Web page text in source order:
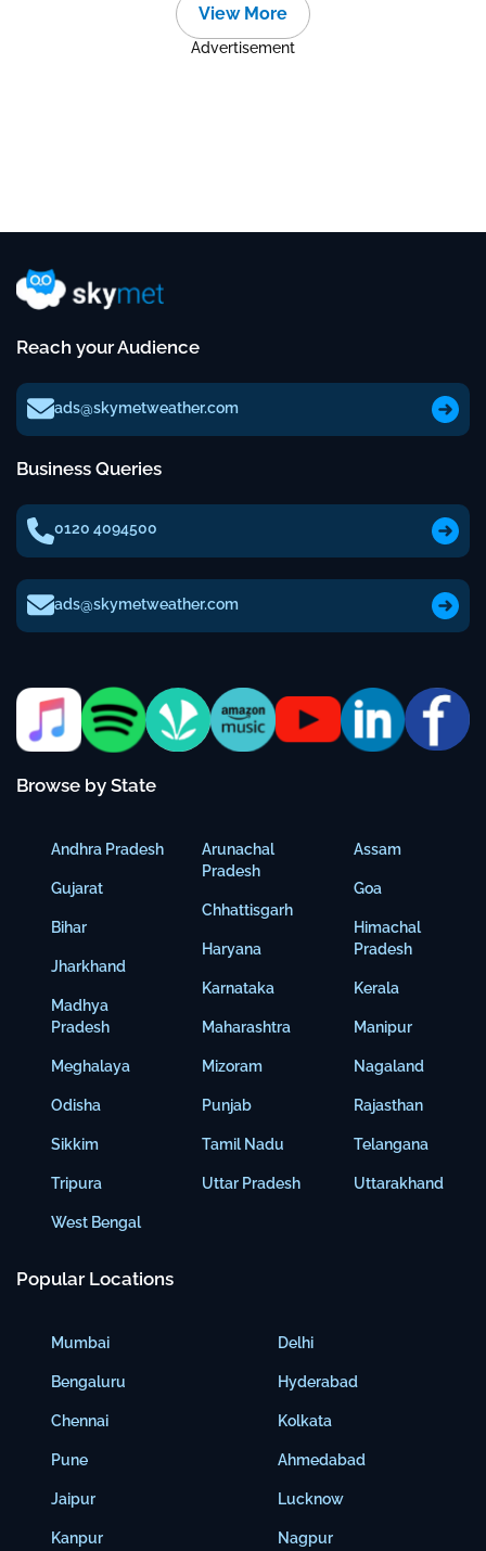
View More
Advertisement
Reach your Audience
ads@skymetweather.com
Business Queries
0120 4094500
ads@skymetweather.com
Browse by State
Andhra Pradesh
Gujarat
Bihar
Jharkhand
Madhya
Pradesh
Meghalaya
Odisha
Sikkim
Tripura
West Bengal
Arunachal
Pradesh
Chhattisgarh
Haryana
Karnataka
Maharashtra
Mizoram
Punjab
Tamil Nadu
Uttar Pradesh
Assam
Goa
Himachal
Pradesh
Kerala
Manipur
Nagaland
Rajasthan
Telangana
Uttarakhand
Popular Locations
Mumbai
Bengaluru
Chennai
Pune
Jaipur
Kanpur
Delhi
Hyderabad
Kolkata
Ahmedabad
Lucknow
Nagpur